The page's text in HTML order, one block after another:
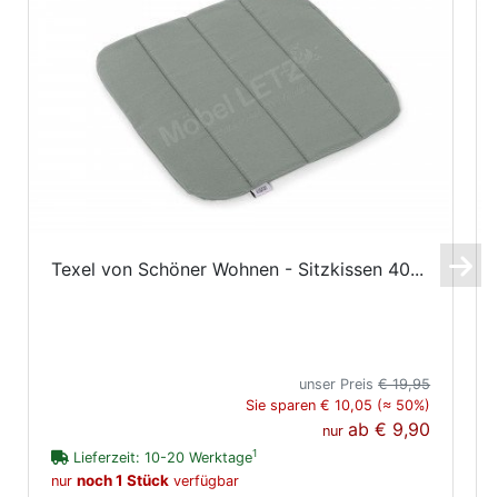
Texel von Schöner Wohnen - Sitzkissen 40...
unser Preis€ 19,95
Sie sparen € 10,05 (≈ 50%)
nurab€ 9,90
Lieferzeit: 10-20 Werktage1
nur noch 1 Stück verfügbar